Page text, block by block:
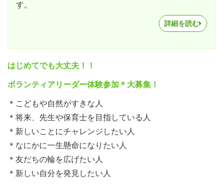
す。
詳細を読む
はじめてでも大丈夫！！
ボランティアリーダー体験参加＊大募集！
＊こどもや自然がすきな人
＊将来、先生や保育士を目指している人
＊新しいことにチャレンジしたい人
＊なにかに一生懸命になりたい人
＊友だちの輪を広げたい人
＊新しい自分を発見したい人